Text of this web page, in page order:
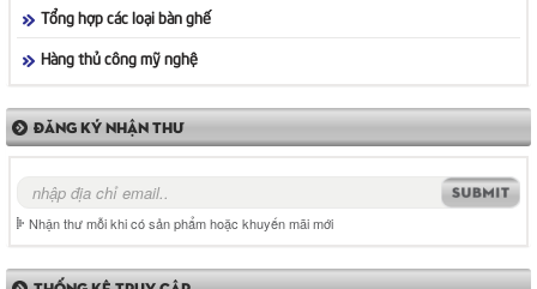
Tổng hợp các loại bàn ghế
Hàng thủ công mỹ nghệ
ĐĂNG KÝ NHẬN THƯ
Nhận thư mỗi khi có sản phẩm hoặc khuyến mãi mới